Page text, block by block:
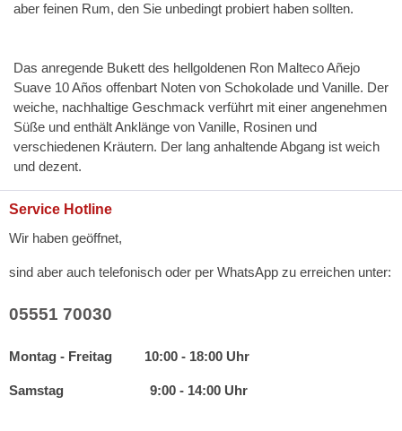
aber feinen Rum, den Sie unbedingt probiert haben sollten.
Das anregende Bukett des hellgoldenen Ron Malteco Añejo
Suave 10 Años offenbart Noten von Schokolade und Vanille. Der
weiche, nachhaltige Geschmack verführt mit einer angenehmen
Süße und enthält Anklänge von Vanille, Rosinen und
verschiedenen Kräutern. Der lang anhaltende Abgang ist weich
und dezent.
Service Hotline
Wir haben geöffnet,
sind aber auch telefonisch oder per WhatsApp zu erreichen unter:
05551 70030
Montag - Freitag 10:00 - 18:00 Uhr
Samstag 9:00 - 14:00 Uhr